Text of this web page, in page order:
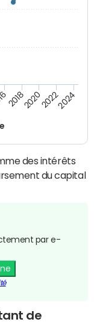
2018202020222024
des intérêts
du capital
par e-
de